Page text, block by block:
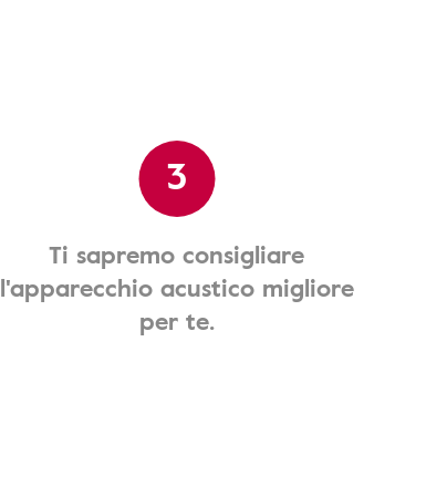
3
Ti sapremo consigliare
l'apparecchio acustico migliore
per te.